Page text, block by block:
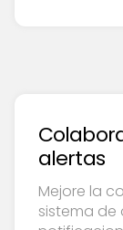
alertas
Mejore la
sistema de